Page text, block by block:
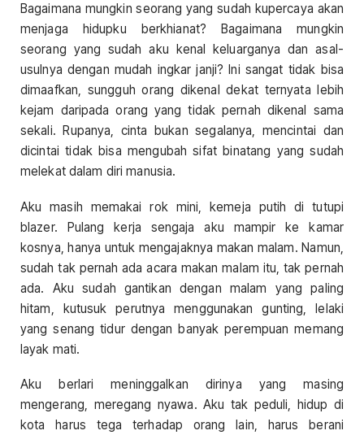
Bagaimana mungkin seorang yang sudah kupercaya akan
menjaga hidupku berkhianat? Bagaimana mungkin
seorang yang sudah aku kenal keluarganya dan asal-
usulnya dengan mudah ingkar janji? Ini sangat tidak bisa
dimaafkan, sungguh orang dikenal dekat ternyata lebih
kejam daripada orang yang tidak pernah dikenal sama
sekali. Rupanya, cinta bukan segalanya, mencintai dan
dicintai tidak bisa mengubah sifat binatang yang sudah
melekat dalam diri manusia.
Aku masih memakai rok mini, kemeja putih di tutupi
blazer. Pulang kerja sengaja aku mampir ke kamar
kosnya, hanya untuk mengajaknya makan malam. Namun,
sudah tak pernah ada acara makan malam itu, tak pernah
ada. Aku sudah gantikan dengan malam yang paling
hitam, kutusuk perutnya menggunakan gunting, lelaki
yang senang tidur dengan banyak perempuan memang
layak mati.
Aku berlari meninggalkan dirinya yang masing
mengerang, meregang nyawa. Aku tak peduli, hidup di
kota harus tega terhadap orang lain, harus berani